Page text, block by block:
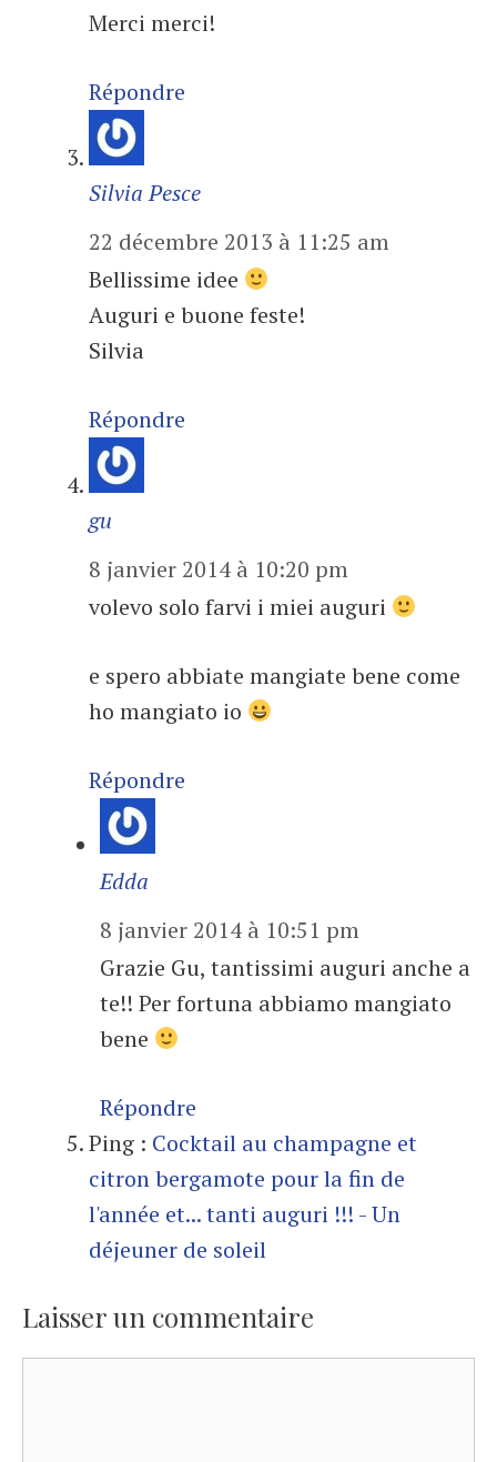
Merci merci!
Répondre
Silvia Pesce
22 décembre 2013 à 11:25 am
Bellissime idee
Auguri e buone feste!
Silvia
Répondre
gu
8 janvier 2014 à 10:20 pm
volevo solo farvi i miei auguri
e spero abbiate mangiate bene come
ho mangiato io
Répondre
Edda
8 janvier 2014 à 10:51 pm
Grazie Gu, tantissimi auguri anche a
te!! Per fortuna abbiamo mangiato
bene
Répondre
Ping : Cocktail au champagne et
citron bergamote pour la fin de
l'année et... tanti auguri !!! - Un
déjeuner de soleil
Laisser un commentaire